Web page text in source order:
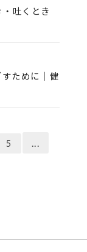
吐くとき
ために｜健
5
...